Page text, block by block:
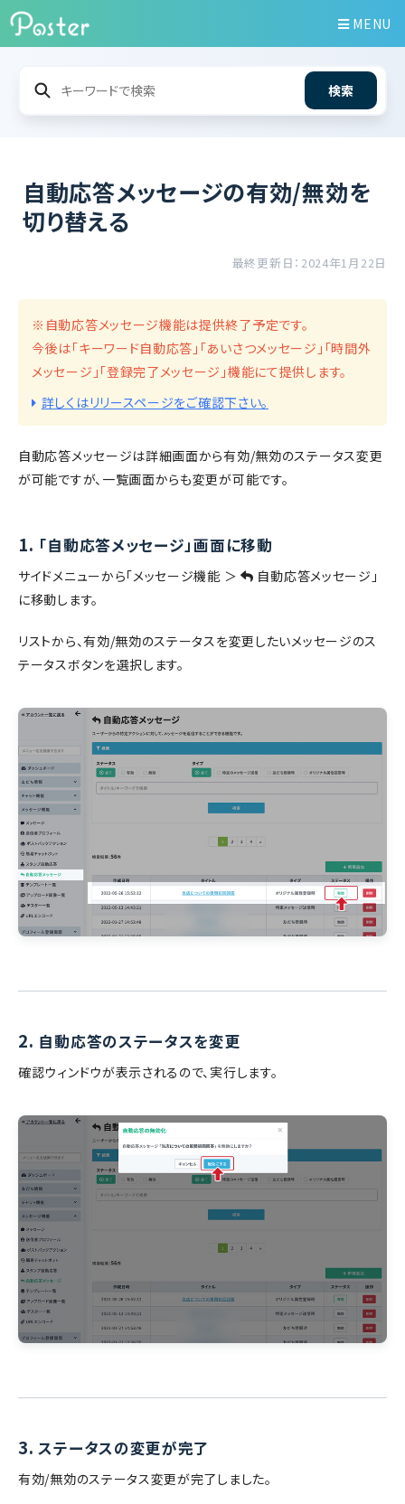
MENU
検索
自動応答メッセージの有効/無効を
切り替える
最終更新日：2024年1月22日
※自動応答メッセージ機能は提供終了予定です。
今後は「キーワード自動応答」「あいさつメッセージ」「時間外
メッセージ」「登録完了メッセージ」機能にて提供します。
詳しくはリリースページをご確認下さい。
自動応答メッセージは詳細画面から有効/無効のステータス変更
が可能ですが、一覧画面からも変更が可能です。
1. 「自動応答メッセージ」画面に移動
サイドメニューから「メッセージ機能 ＞
自動応答メッセージ」
に移動します。
リストから、有効/無効のステータスを変更したいメッセージのス
テータスボタンを選択します。
2. 自動応答のステータスを変更
確認ウィンドウが表示されるので、実行します。
3. ステータスの変更が完了
有効/無効のステータス変更が完了しました。